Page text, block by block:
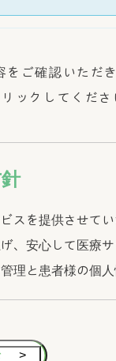
をご確認いただき
ックしてくださ
スを提供させて
、安心して医療
理と患者様の個人